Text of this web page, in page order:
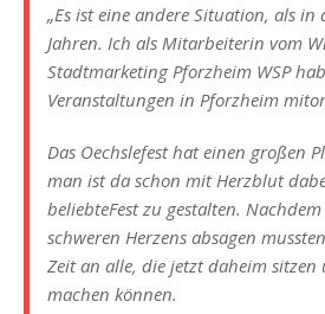
„Es ist eine andere Situation, als in
Jahren. Ich als Mitarbeiterin vom
Stadtmarketing Pforzheim WSP
Veranstaltungen in Pforzheim
Das Oechslefest hat einen großen
man ist da schon mit Herzblut
beliebteFest zu gestalten.
schweren Herzens absagen
Zeit an alle, die jetzt daheim
machen können.